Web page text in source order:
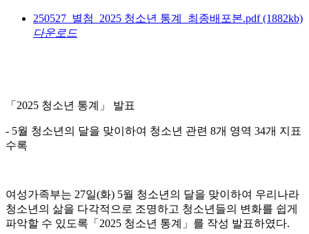
250527_별첨_2025 청소년 통계_최종배포본.pdf (1882kb)
다운로드
「2025 청소년 통계」 발표
- 5월 청소년의 달을 맞이하여 청소년 관련 8개 영역 34개 지표
수록
여성가족부는 27일(화) 5월 청소년의 달을 맞이하여 우리나라
청소년의 삶을 다각적으로 조명하고 청소년들의 변화를 쉽게
파악할 수 있도록「2025 청소년 통계」를 작성 발표하였다.